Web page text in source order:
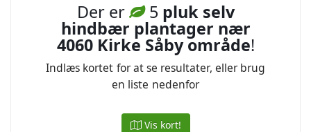
Der er 5 pluk selv
hindbær plantager nær
4060 Kirke Såby område!
Indlæs kortet for at se resultater, eller brug
en liste nedenfor
Vis kort!